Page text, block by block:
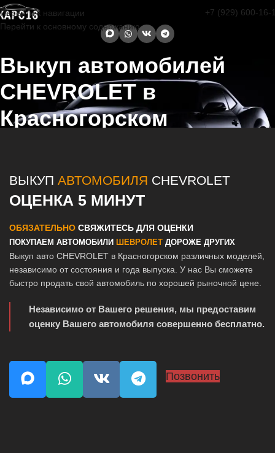
Перейти к навигации
Перейти к основному содержанию
+7 (929) 600-16-
Выкуп автомобилей
CHEVROLET в
Красногорском
ВЫКУП АВТОМОБИЛЯ CHEVROLET
ОЦЕНКА 5 МИНУТ
ОБЯЗАТЕЛЬНО СВЯЖИТЕСЬ ДЛЯ ОЦЕНКИ
ПОКУПАЕМ АВТОМОБИЛИ ШЕВРОЛЕТ ДОРОЖЕ ДРУГИХ
Выкуп авто CHEVROLET в Красногорском различных моделей,
независимо от состояния и года выпуска. У нас Вы сможете
быстро продать свой автомобиль по хорошей рыночной цене.
Независимо от Вашего решения, мы предоставим
оценку Вашего автомобиля совершенно бесплатно.
Позвонить